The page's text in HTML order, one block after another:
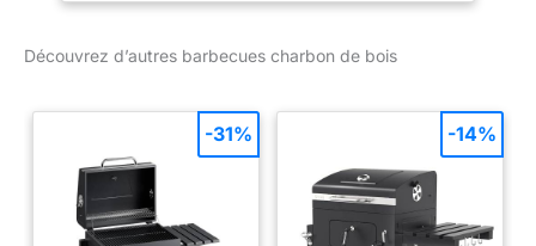
amovible. Très pratique
facilement en charbon.
accessoires
interchangeables (non
inclus), elle vous permet
de varier les types de
cuisson et de réussir
toutes vos grillades.
Découvrez d’autres barbecues charbon de bois
-31% -14%